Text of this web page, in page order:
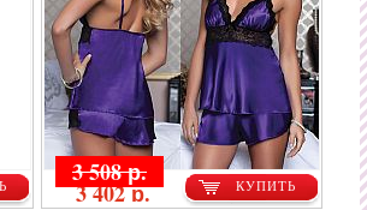
КУПИТЬ
3 508 р.
3 402 р.